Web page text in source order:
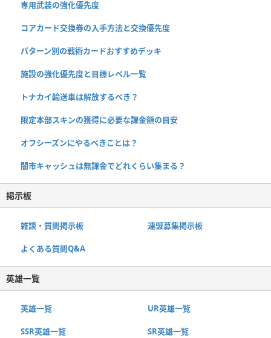
専用武装の強化優先度
コアカード交換券の入手方法と交換優先度
パターン別の戦術カードおすすめデッキ
施設の強化優先度と目標レベル一覧
トナカイ輸送車は解放するべき？
限定本部スキンの獲得に必要な課金額の目安
オフシーズンにやるべきことは？
闇市キャッシュは無課金でどれくらい集まる？
掲示板
雑談・質問掲示板 連盟募集掲示板
よくある質問Q&A
英雄一覧
英雄一覧 UR英雄一覧
SSR英雄一覧 SR英雄一覧